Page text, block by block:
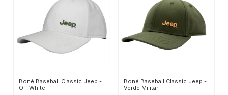
Boné Baseball Classic Jeep -
Off White
Boné Baseball Classic Jeep -
Verde Militar